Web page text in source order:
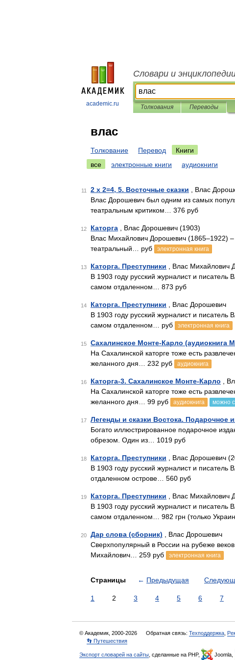
academic.ru
Словари и
Толкования Переводы
влас
Толкование Перевод
Книги
все
электронные книги аудиокниги
11 2 х 2=4, 5. Восточные сказки , Влас
Влас Дорошевич был одним из самых
театральным критиком… 376 руб
12 Каторга , Влас Дорошевич (1903)
Влас Михайлович Дорошевич (1865–1922)
театральный… руб
электронная книга
13 Каторга. Преступники , Влас Михайлович
В 1903 году русский журналист и
самом отдаленном… 873 руб
14 Каторга. Преступники , Влас Дорошевич
В 1903 году русский журналист и
самом отдаленном… руб
электронная книга
15 Сахалинское Монте-Карло (аудиокнига
На Сахалинской каторге тоже есть
желанного дня… 232 руб
аудиокнига
16 Каторга-3. Сахалинское Монте-Карло ,
На Сахалинской каторге тоже есть
желанного дня… 99 руб
аудиокнига можно
17 Легенды и сказки Востока. Подарочное
Богато иллюстрированное подарочное
обрезом. Один из… 1019 руб
18 Каторга. Преступники , Влас Дорошевич
В 1903 году русский журналист и
отдаленном острове… 560 руб
19 Каторга. Преступники , Влас Михайлович
В 1903 году русский журналист и
самом отдаленном… 982 грн (только
20 Дар слова (сборник) , Влас Дорошевич
Сверхпопулярный в России на рубеже
Михайлович… 259 руб
электронная книга
Страницы ← Предыдущая
1 2 3 4 5 6 7
© Академик, 2000-2026 Обратная связь: Техподдержка
👣 Путешествия
Экспорт словарей на сайты , сделанные на PHP, Joomla,